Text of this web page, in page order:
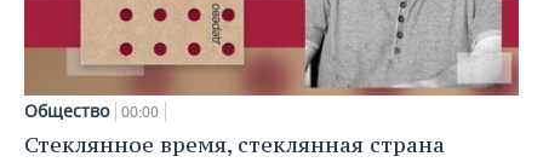
Общество 00:00
Стеклянное время, стеклянная страна